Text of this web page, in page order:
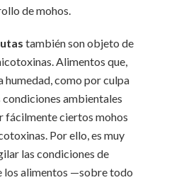
de mohos.
también son objeto de
Alimentos que,
humedad, como por culpa
condiciones ambientales
fácilmente ciertos mohos
Por ello, es muy
las condiciones de
los alimentos —sobre todo